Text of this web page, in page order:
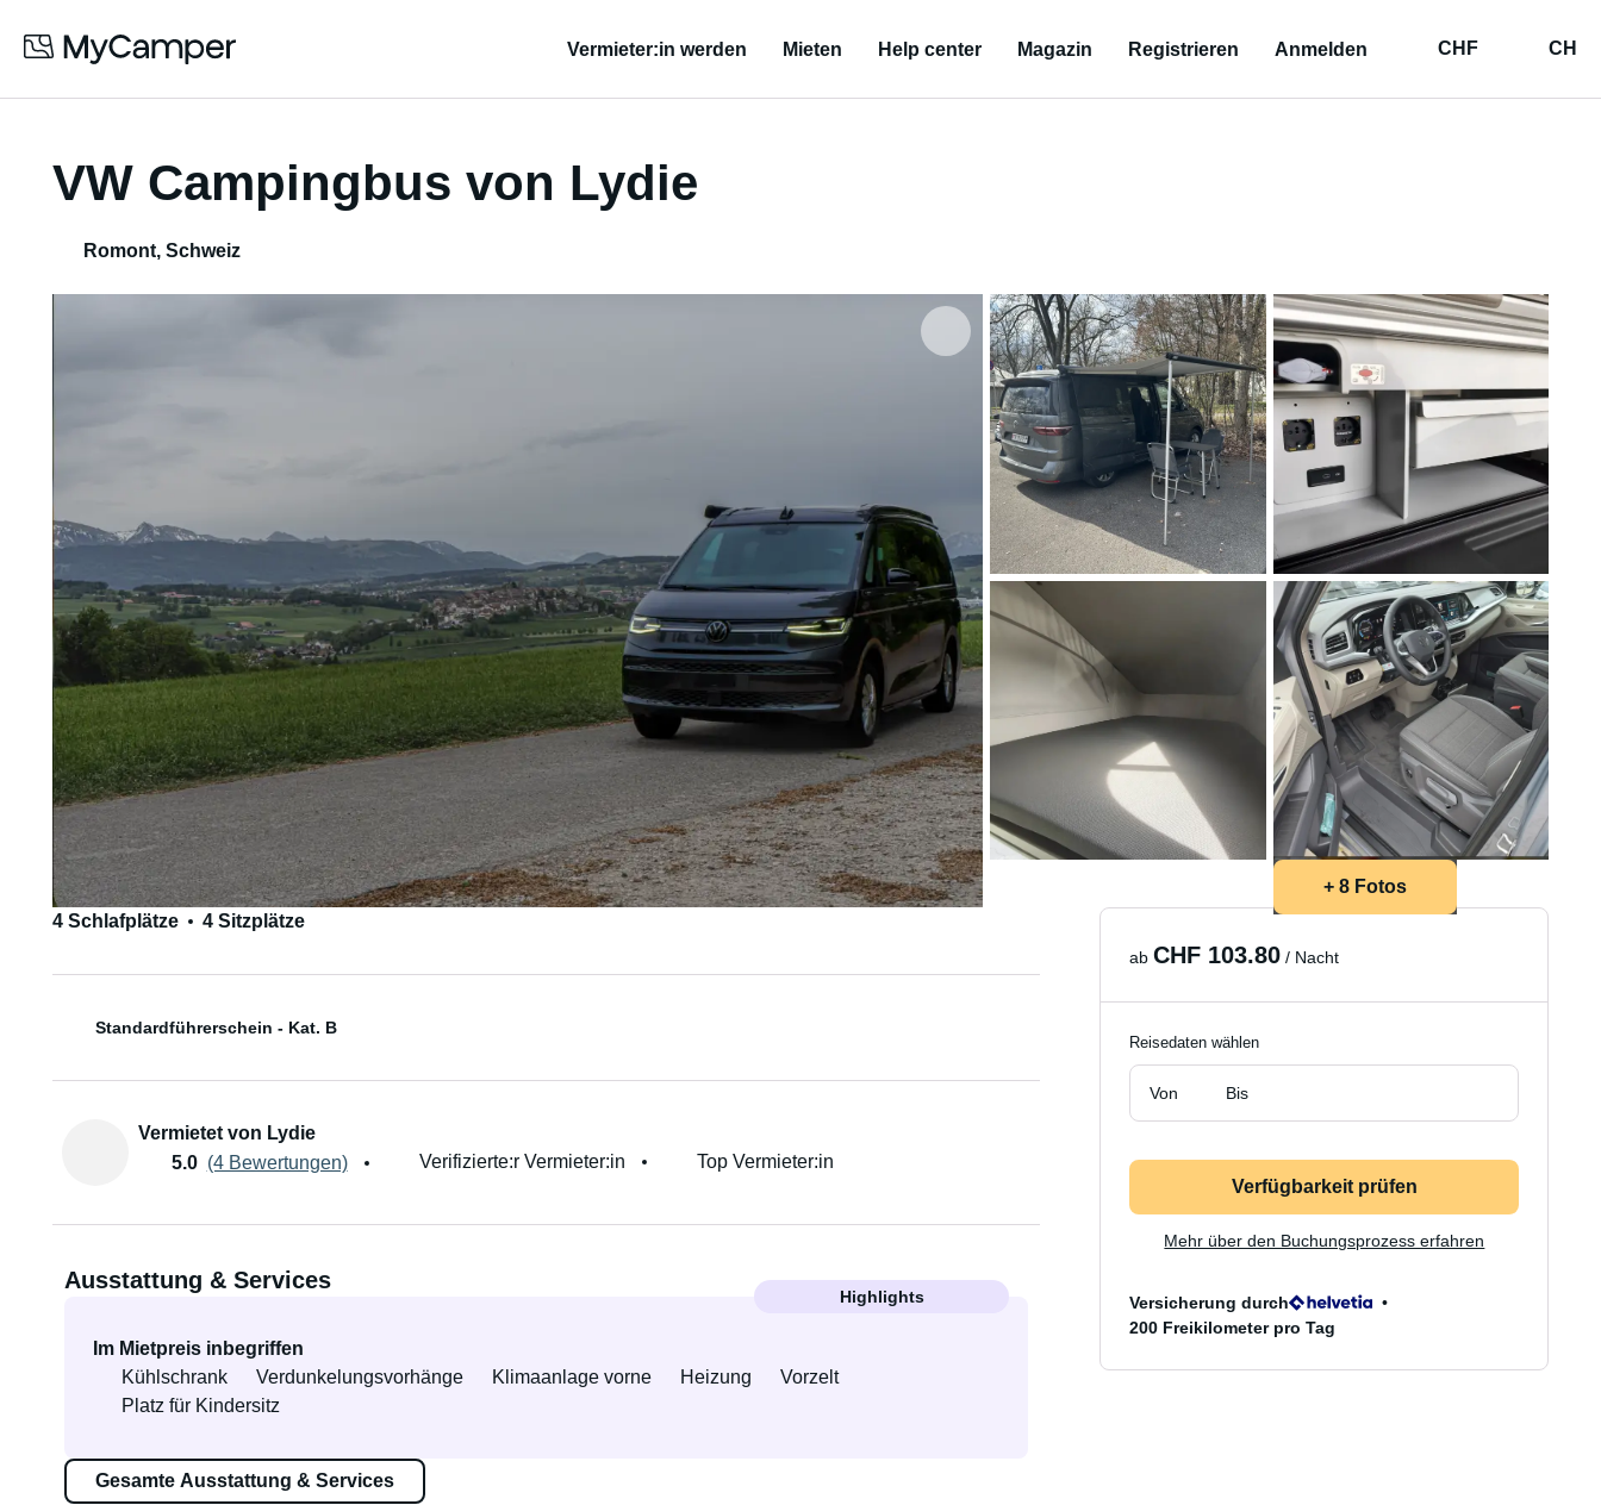
Vermieter:in werden Mieten Help center Magazin Registrieren Anmelden CHF CH
VW Campingbus von Lydie
Romont, Schweiz
+ 8 Fotos
4 Schlafplätze
4 Sitzplätze
Standardführerschein - Kat. B
Vermietet von Lydie
5.0 (4 Bewertungen) Verifizierte:r Vermieter:in Top Vermieter:in
Ausstattung & Services
Highlights
Im Mietpreis inbegriffen
Kühlschrank
Verdunkelungsvorhänge Klimaanlage vorne Heizung
Vorzelt
Platz für Kindersitz
Gesamte Ausstattung & Services
abCHF 103.80 / Nacht
Reisedaten wählen
Von Bis
Verfügbarkeit prüfen
Mehr über den Buchungsprozess erfahren
Versicherung durch
200 Freikilometer pro Tag